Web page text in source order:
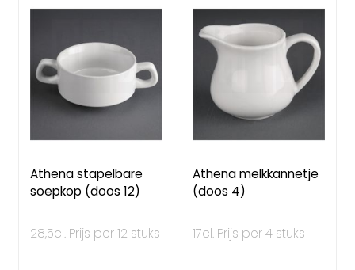
Athena stapelbare
soepkop (doos 12)
28,5cl. Prijs per 12 stuks
Athena melkkannetje
(doos 4)
17cl. Prijs per 4 stuks